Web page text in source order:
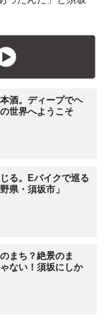
酒。ディープでヘ
世界へようこそ
る。Eバイクで巡る
県・須坂市」
まち？絶景のま
ない！須坂にしか